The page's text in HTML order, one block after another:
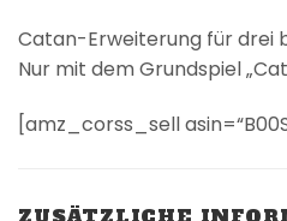
Catan-Erweiterung für drei
Nur mit dem Grundspiel
[amz_corss_sell